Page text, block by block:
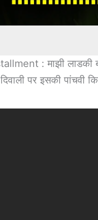
: माझी लाडकी
पर इसकी